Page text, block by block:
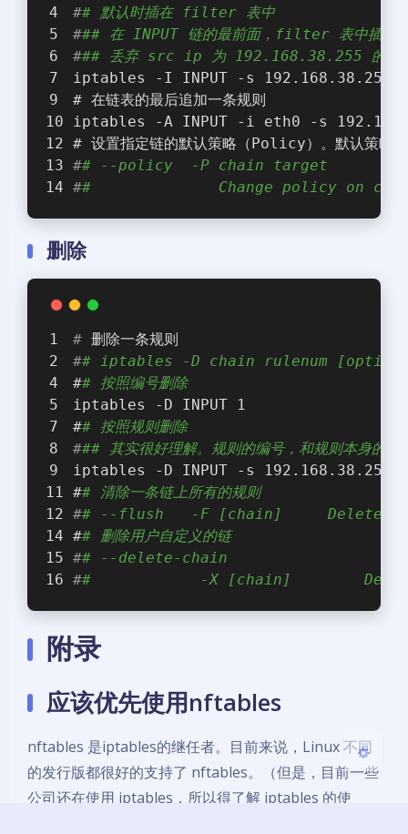
夜间模式
Sans Serif Serif
## 默认时插在 filter 表中
### 在 INPUT 链的最前面，filter 表中插入
### 丢弃 src ip 为 192.168.38.255 的所
iptables -I INPUT -s 192.168.38.255 -j
# 在链表的最后追加一条规则
iptables -A INPUT -i eth0 -s
# 设置指定链的默认策略（Policy）。默认策略
## --policy  -P chain target
#
#				Change policy on
删除
# 删除一条规则
## iptables -D chain rulenum
## 按照编号删除
iptables -D INPUT 1
## 按照规则删除
### 其实很好理解。规则的编号，和规则本身的内
iptables -D INPUT -s 192.168.38.254/
## 清除一条链上所有的规则
#
# --flush   -F
## 删除用户自定义的链
## --delete-chain
#
#
附录
应该优先使用nftables
nftables 是iptables的继任者。目前来说，Linux 不同
的发行版都很好的支持了 nftables。（但是，目前一些
公司还在使用 iptables，所以得了解 iptables 的使